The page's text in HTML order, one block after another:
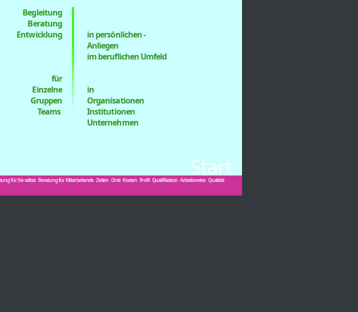
­ Begleitun­g
Beratu­ng
Entwicklung
für
Einzelne
Gruppen
Teams­ ­
i­n p­ersön­lichen ­
Anliegen
i­m beruflic­hen Umfeld
in
Organisationen
Institutionen
Unternehmen
Start
für Sie selbst Beratung für Mitarbeitende Zeiten Orte Kosten Profil Qualifikation Arbeitsweise Qualität